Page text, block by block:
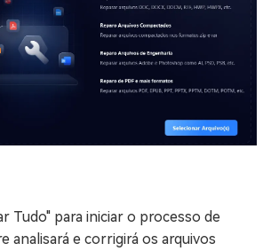
Tudo" para iniciar o processo de
analisará e corrigirá os arquivos